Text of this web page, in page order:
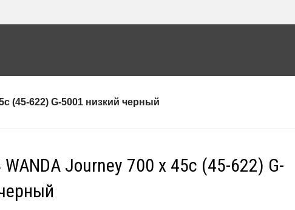
(45-622) G-5001 низкий черный
Journey 700 x 45c (45-622) G-